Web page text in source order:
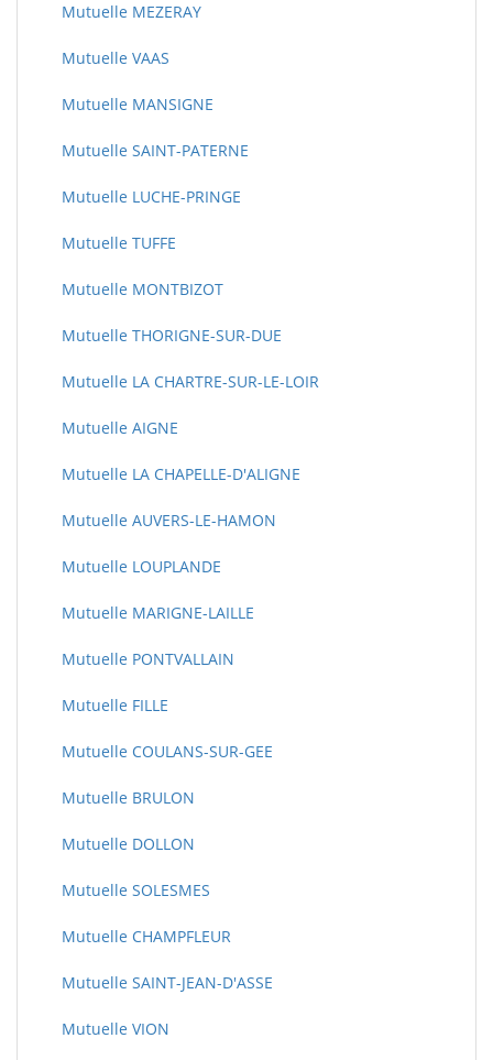
Mutuelle MEZERAY
Mutuelle VAAS
Mutuelle MANSIGNE
Mutuelle SAINT-PATERNE
Mutuelle LUCHE-PRINGE
Mutuelle TUFFE
Mutuelle MONTBIZOT
Mutuelle THORIGNE-SUR-DUE
Mutuelle LA CHARTRE-SUR-LE-LOIR
Mutuelle AIGNE
Mutuelle LA CHAPELLE-D'ALIGNE
Mutuelle AUVERS-LE-HAMON
Mutuelle LOUPLANDE
Mutuelle MARIGNE-LAILLE
Mutuelle PONTVALLAIN
Mutuelle FILLE
Mutuelle COULANS-SUR-GEE
Mutuelle BRULON
Mutuelle DOLLON
Mutuelle SOLESMES
Mutuelle CHAMPFLEUR
Mutuelle SAINT-JEAN-D'ASSE
Mutuelle VION